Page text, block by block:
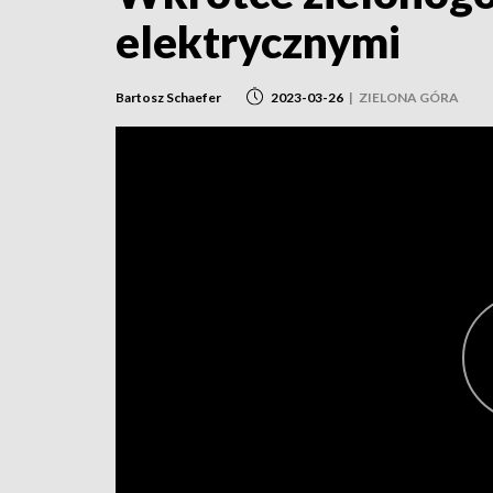
elektrycznymi
Bartosz Schaefer 2023-03-26 | ZIELONA GÓRA